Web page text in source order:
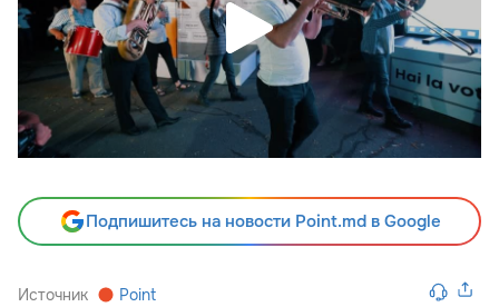
Подпишитесь на новости Point.md в Google
Источник Point